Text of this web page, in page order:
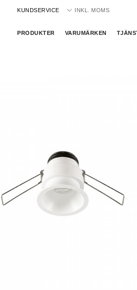
KUNDSERVICE INKL. MOMS
PRODUKTER VARUMÄRKEN